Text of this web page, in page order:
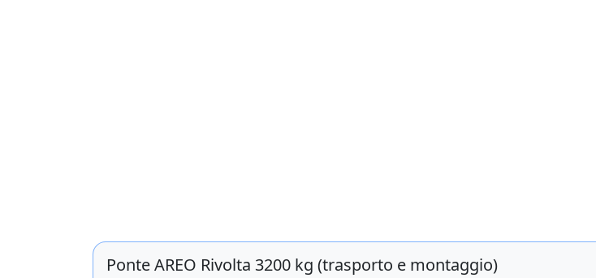
Ponte AREO Rivolta 3200 kg (trasporto e montaggio)